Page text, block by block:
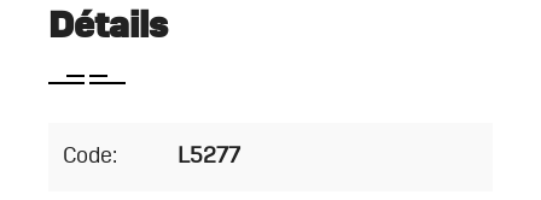
Détails
Code: L5277